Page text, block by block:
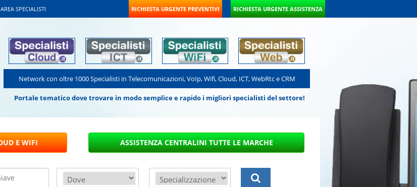
AREA SPECIALISTI RICHIESTA URGENTE PREVENTIVI RICHIESTA URGENTE ASSISTENZA
Network con oltre 1000 Specialisti in Telecomunicazioni, VoIp, Wifi, Cloud, ICT, WebRtc e CRM
Portale tematico dove trovare in modo semplice e rapido i migliori specialisti del settore!